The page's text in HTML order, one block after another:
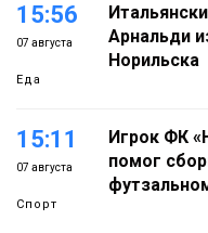
15:56
07 августа
Еда
Арнальди
Норильска
15:11
07 августа
Спорт
Игрок ФК
помог